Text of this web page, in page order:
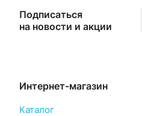
Подписаться
на новости и акции
Интернет-магазин
Каталог